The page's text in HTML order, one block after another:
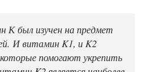
К был изучен на предмет
И витамин K1, и K2
помогают укрепить